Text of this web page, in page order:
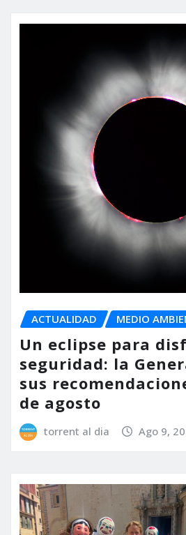
ACTUALIDAD MEDIO
Un eclipse para
seguridad: la
sus
de agosto
torrent al dia Ago 9,